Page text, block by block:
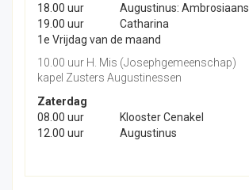
18.00 uur
Augustinus:
19.00 uur
Catharina
1e Vrijdag van de maand
10.00 uur H. Mis (Josephgemeenschap)
kapel Zusters Augustinessen
Zaterdag
08.00 uur
Klooster Cenakel
12.00 uur
Augustinus